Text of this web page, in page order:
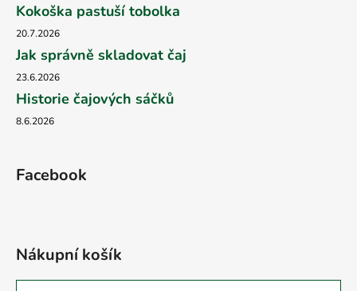
Kokoška pastuší tobolka
20.7.2026
Jak správně skladovat čaj
23.6.2026
Historie čajových sáčků
8.6.2026
Facebook
Nákupní košík